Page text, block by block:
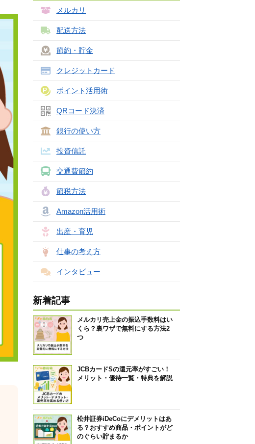
メルカリ
配送方法
節約・貯金
クレジットカード
ポイント活用術
QRコード決済
銀行の使い方
投資信託
交通費節約
節税方法
Amazon活用術
出産・育児
仕事の考え方
インタビュー
新着記事
メルカリ売上金の振込手数料はい
くら？裏ワザで無料にする方法2
つ
JCBカードSの還元率がすごい！
メリット・優待一覧・特典を解説
松井証券iDeCoにデメリットはあ
る？おすすめ商品・ポイントがど
のぐらい貯まるか